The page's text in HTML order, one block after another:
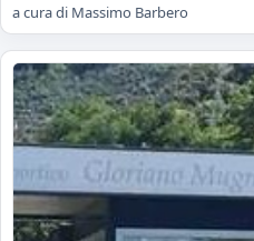
a cura di Massimo Barbero